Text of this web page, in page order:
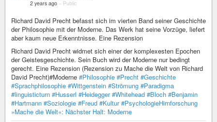
2 years ago – Public
Richard David Precht befasst sich im vierten Band seiner Geschichte
der Philosophie mit der Moderne. Das Werk hat seine Vorzüge, liefert
aber kaum neue Erkenntnisse. Eine Rezension
Richard David Precht widmet sich einer der komplexesten Epochen
der Geistesgeschichte. Sein Buch wird der Moderne nur bedingt
gerecht. Eine Rezension (Rezension zu Mache die Welt von Richard
David Precht)#Moderne #Philosophie #Precht #Geschichte
#Sprachphilosophie #Wittgenstein #Strömung #Paradigma
#linguisticturn #Husserl #Heidegger #Whitehead #Bloch #Benjamin
#Hartmann #Soziologie #Freud #Kultur #PsychologieHirnforschung
»Mache die Welt«: Nächster Halt: Moderne